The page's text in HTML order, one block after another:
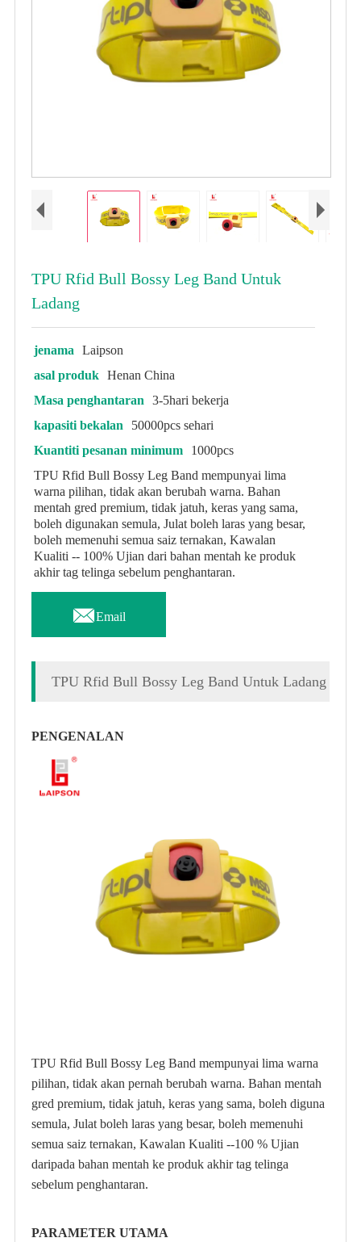
TPU Rfid Bull Bossy Leg Band Untuk
Ladang
jenama
Laipson
asal produk Henan China
Masa penghantaran
3-5hari bekerja
kapasiti bekalan
50000pcs sehari
Kuantiti pesanan minimum
1000pcs
TPU Rfid Bull Bossy Leg Band mempunyai lima
warna pilihan, tidak akan berubah warna. Bahan
mentah gred premium, tidak jatuh, keras yang sama,
boleh digunakan semula, Julat boleh laras yang besar,
boleh memenuhi semua saiz ternakan, Kawalan
Kualiti -- 100% Ujian dari bahan mentah ke produk
akhir tag telinga sebelum penghantaran.
Email
TPU Rfid Bull Bossy Leg Band Untuk Ladang
PENGENALAN
TPU Rfid Bull Bossy Leg Band mempunyai lima warna
pilihan, tidak akan pernah berubah warna. Bahan mentah
gred premium, tidak jatuh, keras yang sama, boleh diguna
semula, Julat boleh laras yang besar, boleh memenuhi
semua saiz ternakan, Kawalan Kualiti --100 % Ujian
daripada bahan mentah ke produk akhir tag telinga
sebelum penghantaran.
PARAMETER UTAMA